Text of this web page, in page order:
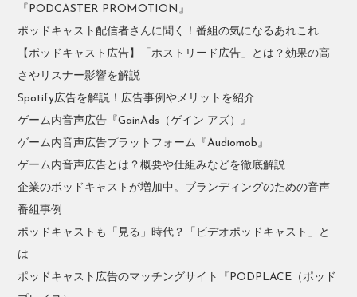
『PODCASTER PROMOTION』
ポッドキャスト配信者さんに聞く！番組の気になるあれこれ
【ポッドキャスト広告】「ホストリード広告」とは？効果の高
さやリスナー影響を解説
Spotify広告を解説！広告事例やメリットを紹介
ゲーム内音声広告『GainAds（ゲイン アズ）』
ゲーム内音声広告プラットフォーム『Audiomob』
ゲーム内音声広告とは？概要や仕組みなどを徹底解説
企業のポッドキャストが増加中。ブランディングのための音声
番組事例
ポッドキャストも「見る」時代？「ビデオポッドキャスト」と
は
ポッドキャスト広告のマッチングサイト『PODPLACE（ポッド